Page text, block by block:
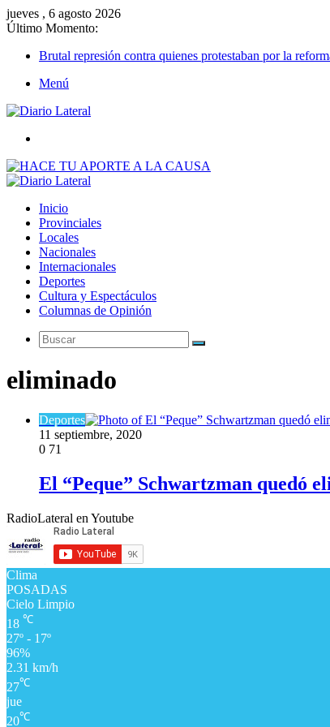
jueves , 6 agosto 2026
Último Momento:
Brutal represión contra quienes protestaban por la
Menú
Inicio
Provinciales
Locales
Nacionales
Internacionales
Deportes
Cultura y Espectáculos
Columnas de Opinión
Buscar
eliminado
Deportes
11 septiembre, 2020
0 71
El “Peque” Schwartzman quedó
RadioLateral en Youtube
Clima
POSADAS
Cielo Limpio
18 ℃
27º - 17º
96%
2.31 km/h
27℃
jue
20℃